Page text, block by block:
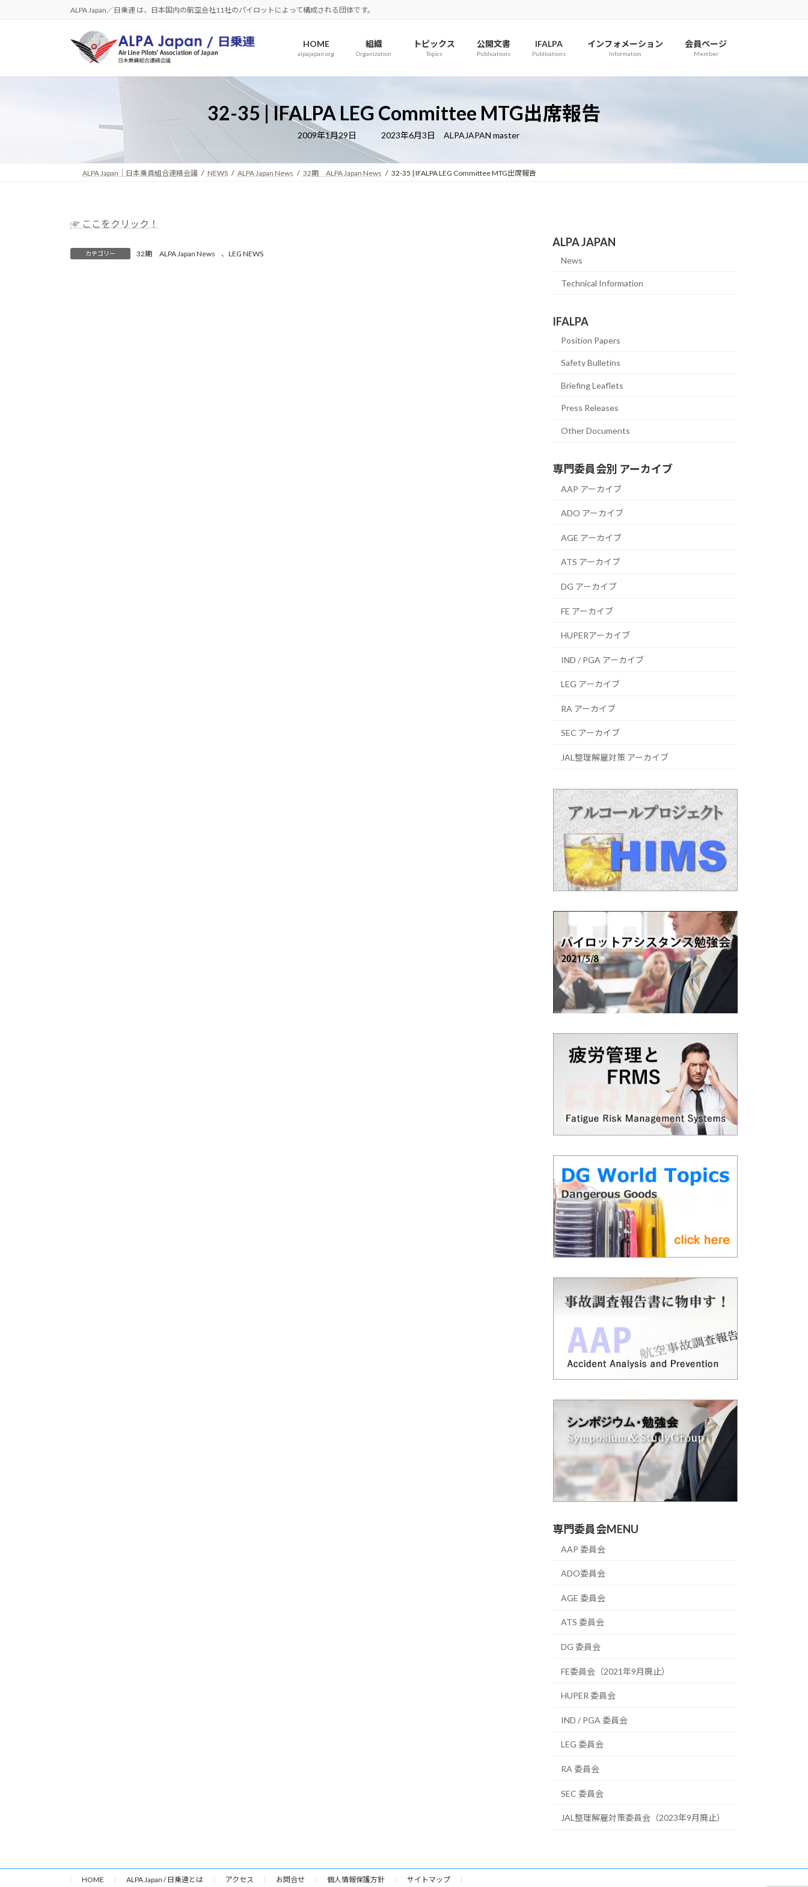
へ
ョ
ALPA Japan／日乗連 は、日本国内の航空会社11社のパイロットによって構成される団体です。
HOME
alpajapan.org
組織
Organization
トピックス
Topics
公開文書
Publications
IFALPA
Publications
インフォメーション
Information
会員ページ
Member
32-35 | IFALPA LEG Committee MTG出席報告
2009年1月29日
最
新
日
時
2023年6月3日 ALPAJAPAN master
ALPA Japan｜日本乗員組合連絡会議 NEWS ALPA Japan News 32期 ALPA Japan News 32-35 | IFALPA LEG Committee MTG出席報告
☞ ここをクリック！
カテゴリー 32期 ALPA Japan News 、 LEG NEWS
ALPA JAPAN
News
Technical Information
IFALPA
Position Papers
Safety Bulletins
Briefing Leaflets
Press Releases
Other Documents
専門委員会別 アーカイブ
AAP アーカイブ
ADO アーカイブ
AGE アーカイブ
ATS アーカイブ
DG アーカイブ
FE アーカイブ
HUPERアーカイブ
IND / PGA アーカイブ
LEG アーカイブ
RA アーカイブ
SEC アーカイブ
JAL整理解雇対策 アーカイブ
専門委員会MENU
AAP 委員会
ADO委員会
AGE 委員会
ATS 委員会
DG 委員会
FE委員会（2021年9月廃止）
HUPER 委員会
IND / PGA 委員会
LEG 委員会
RA 委員会
SEC 委員会
JAL整理解雇対策委員会（2023年9月廃止）
HOME ALPA Japan / 日乗連とは アクセス お問合せ 個人情報保護方針 サイトマップ